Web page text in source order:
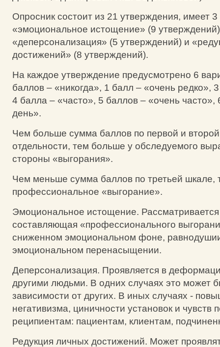
Опросник состоит из 21 утверждения, имеет
«эмоциональное истощение» (9
«деперсонализация» (5 утверждений) и
достижений» (8 утверждений).
На каждое утверждение предусмотрено 6
баллов – «никогда», 1 балл – «очень редко»,
4 балла – «часто», 5 баллов – «очень
день».
Чем больше сумма баллов по первой и
отдельности, тем больше у обследуемого
стороны «выгорания».
Чем меньше сумма баллов по третьей шкале,
профессиональное «выгорание».
Эмоциональное истощение. Рассматривается
составляющая «профессионального
сниженном эмоциональном фоне,
эмоциональном перенасыщении.
Деперсонализация. Проявляется в
другими людьми. В одних случаях это может
зависимости от других. В иных случаях -
негативизма, циничности установок и чувств
реципиентам: пациентам, клиентам,
Редукция личных достижений. Может